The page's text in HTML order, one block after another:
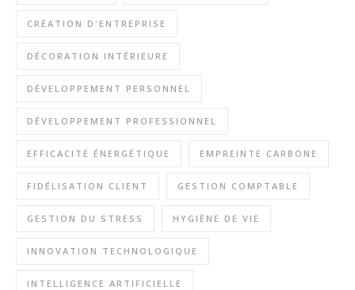
CRÉATION D'ENTREPRISE
DÉCORATION INTÉRIEURE
DÉVELOPPEMENT PERSONNEL
DÉVELOPPEMENT PROFESSIONNEL
EFFICACITÉ ÉNERGÉTIQUE EMPREINTE CARBONE
FIDÉLISATION CLIENT GESTION COMPTABLE
GESTION DU STRESS HYGIÈNE DE VIE
INNOVATION TECHNOLOGIQUE
INTELLIGENCE ARTIFICIELLE